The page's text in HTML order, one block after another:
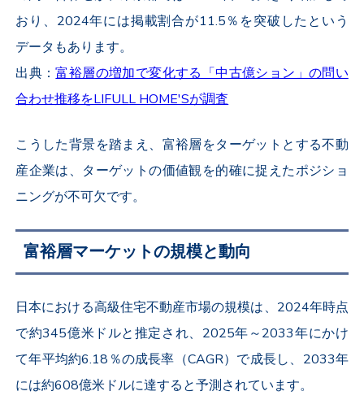
おり、2024年には掲載割合が11.5％を突破したという
データもあります。
出典：富裕層の増加で変化する「中古億ション」の問い
合わせ推移をLIFULL HOME'Sが調査
こうした背景を踏まえ、富裕層をターゲットとする不動
産企業は、ターゲットの価値観を的確に捉えたポジショ
ニングが不可欠です。
富裕層マーケットの規模と動向
日本における高級住宅不動産市場の規模は、2024年時点
で約345億米ドルと推定され、2025年～2033年にかけ
て年平均約6.18％の成長率（CAGR）で成長し、2033年
には約608億米ドルに達すると予測されています。